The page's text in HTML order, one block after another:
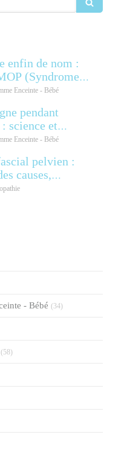
enfin de nom :
(Syndrome
Enceinte - Bébé
pendant
science et
Enceinte - Bébé
pelvien :
causes,
et
- Bébé (34)
(58)